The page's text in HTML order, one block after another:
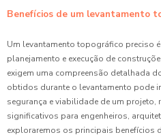
Benefícios de um levantamento
Um levantamento topográfico preciso
planejamento e execução de
exigem uma compreensão detalhada
obtidos durante o levantamento pode
segurança e viabilidade de um projeto,
significativos para engenheiros,
exploraremos os principais benefícios